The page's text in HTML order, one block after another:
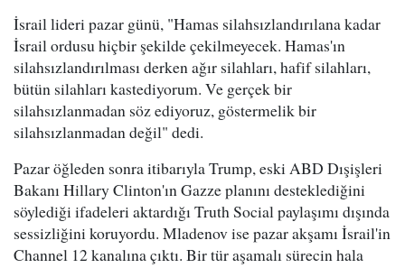
İsrail lideri pazar günü, "Hamas silahsızlandırılana kadar
İsrail ordusu hiçbir şekilde çekilmeyecek. Hamas'ın
silahsızlandırılması derken ağır silahları, hafif silahları,
bütün silahları kastediyorum. Ve gerçek bir
silahsızlanmadan söz ediyoruz, göstermelik bir
silahsızlanmadan değil" dedi.
Pazar öğleden sonra itibarıyla Trump, eski ABD Dışişleri
Bakanı Hillary Clinton'ın Gazze planını desteklediğini
söylediği ifadeleri aktardığı Truth Social paylaşımı dışında
sessizliğini koruyordu. Mladenov ise pazar akşamı İsrail'in
Channel 12 kanalına çıktı. Bir tür aşamalı sürecin hala